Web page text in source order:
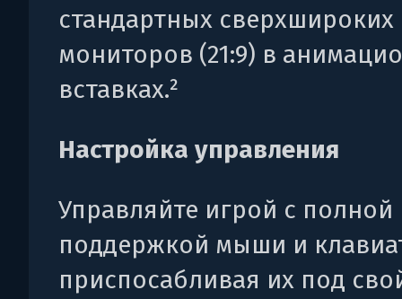
стандартных сверхшироких
мониторов (21:9) в
вставках.²
Настройка управления
Управляйте игрой с полной
поддержкой мыши и
приспосабливая их под